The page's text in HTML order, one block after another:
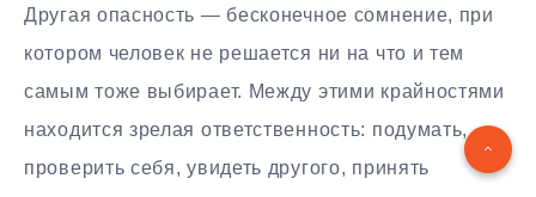
Другая опасность — бесконечное сомнение, при
котором человек не решается ни на что и тем
самым тоже выбирает. Между этими крайностями
находится зрелая ответственность: подумать,
проверить себя, увидеть другого, принять